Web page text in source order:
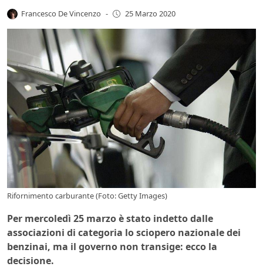
Francesco De Vincenzo - 25 Marzo 2020
Rifornimento carburante (Foto: Getty Images)
Per mercoledì 25 marzo è stato indetto dalle
associazioni di categoria lo sciopero nazionale dei
benzinai, ma il governo non transige: ecco la
decisione.